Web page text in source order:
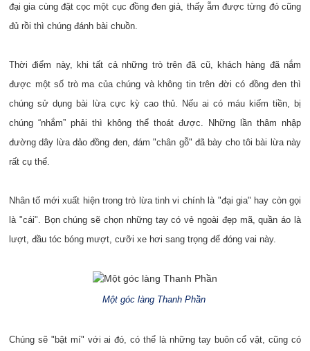
đại gia cùng đặt cọc một cục đồng đen giả, thấy ẵm được từng đó cũng
đủ rồi thì chúng đánh bài chuồn.
Thời điểm này, khi tất cả những trò trên đã cũ, khách hàng đã nắm
được một số trò ma của chúng và không tin trên đời có đồng đen thì
chúng sử dụng bài lừa cực kỳ cao thủ. Nếu ai có máu kiếm tiền, bị
chúng “nhắm” phải thì không thể thoát được. Những lần thâm nhập
đường dây lừa đảo đồng đen, đám "chân gỗ" đã bày cho tôi bài lừa này
rất cụ thể.
Nhân tố mới xuất hiện trong trò lừa tinh vi chính là "đại gia" hay còn gọi
là "cái". Bọn chúng sẽ chọn những tay có vẻ ngoài đẹp mã, quần áo là
lượt, đầu tóc bóng mượt, cưỡi xe hơi sang trọng để đóng vai này.
Một góc làng Thanh Phần
Chúng sẽ "bật mí" với ai đó, có thể là những tay buôn cổ vật, cũng có